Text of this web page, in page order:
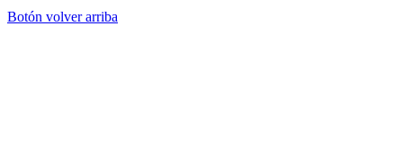
Botón volver arriba